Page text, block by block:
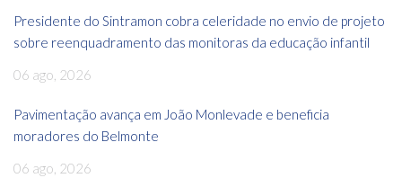
Presidente do Sintramon cobra celeridade no envio de projeto
sobre reenquadramento das monitoras da educação infantil
06 ago, 2026
Pavimentação avança em João Monlevade e beneficia
moradores do Belmonte
06 ago, 2026